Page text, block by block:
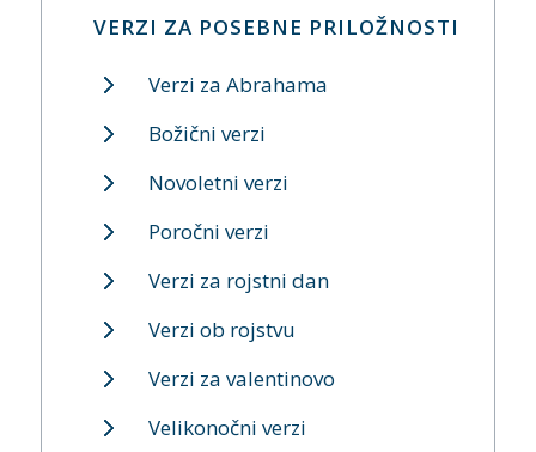
VERZI ZA POSEBNE PRILOŽNOSTI
Verzi za Abrahama
Božični verzi
Novoletni verzi
Poročni verzi
Verzi za rojstni dan
Verzi ob rojstvu
Verzi za valentinovo
Velikonočni verzi